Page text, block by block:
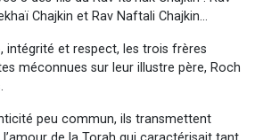
Chajkin et Rav Naftali Chajkin…
intégrité et respect, les trois frères
méconnues sur leur illustre père, Roch
peu commun, ils transmettent